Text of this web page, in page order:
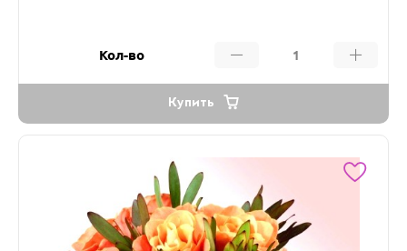
Кол-во
Купить